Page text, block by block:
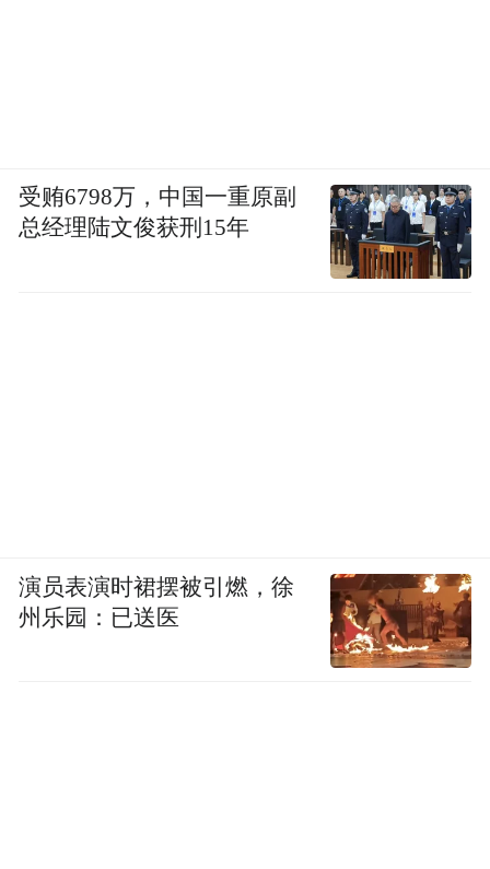
受贿6798万，中国一重原副
总经理陆文俊获刑15年
演员表演时裙摆被引燃，徐
州乐园：已送医